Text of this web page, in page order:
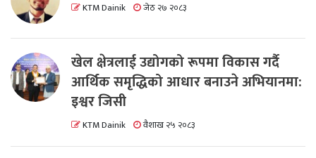
KTM Dainik जेठ २७ २०८३
खेल क्षेत्रलाई उद्योगको रूपमा विकास गर्दै
आर्थिक समृद्धिको आधार बनाउने अभियानमा:
इश्वर जिसी
KTM Dainik वैशाख २५ २०८३